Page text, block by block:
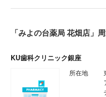
「みよの台薬局 花畑店」
KU歯科クリニック銀座
所在地